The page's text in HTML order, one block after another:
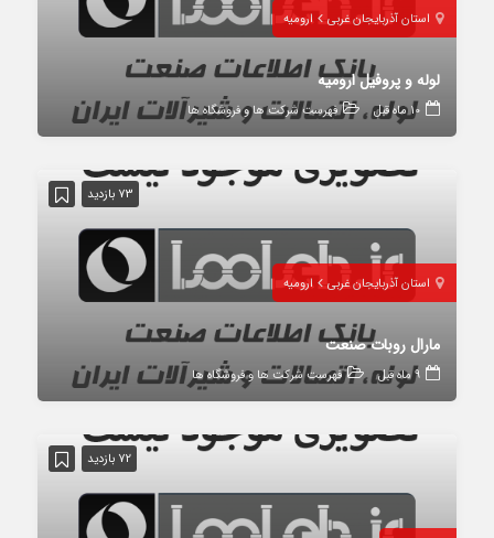
استان آذربایجان غربی ارومیه
لوله و پروفیل ارومیه
10 ماه قبل فهرست شرکت ها و فروشگاه ها
73 بازدید
استان آذربایجان غربی ارومیه
مارال روبات صنعت
9 ماه قبل فهرست شرکت ها و فروشگاه ها
72 بازدید